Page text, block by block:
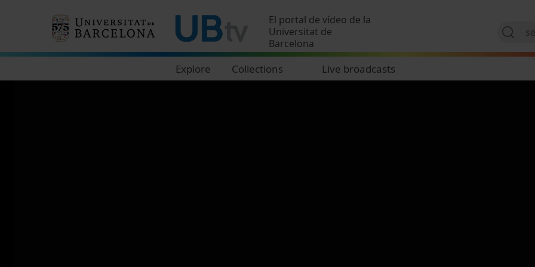
El portal de vídeo de la
Universitat de
Barcelona
Explore Collections Live broadcasts